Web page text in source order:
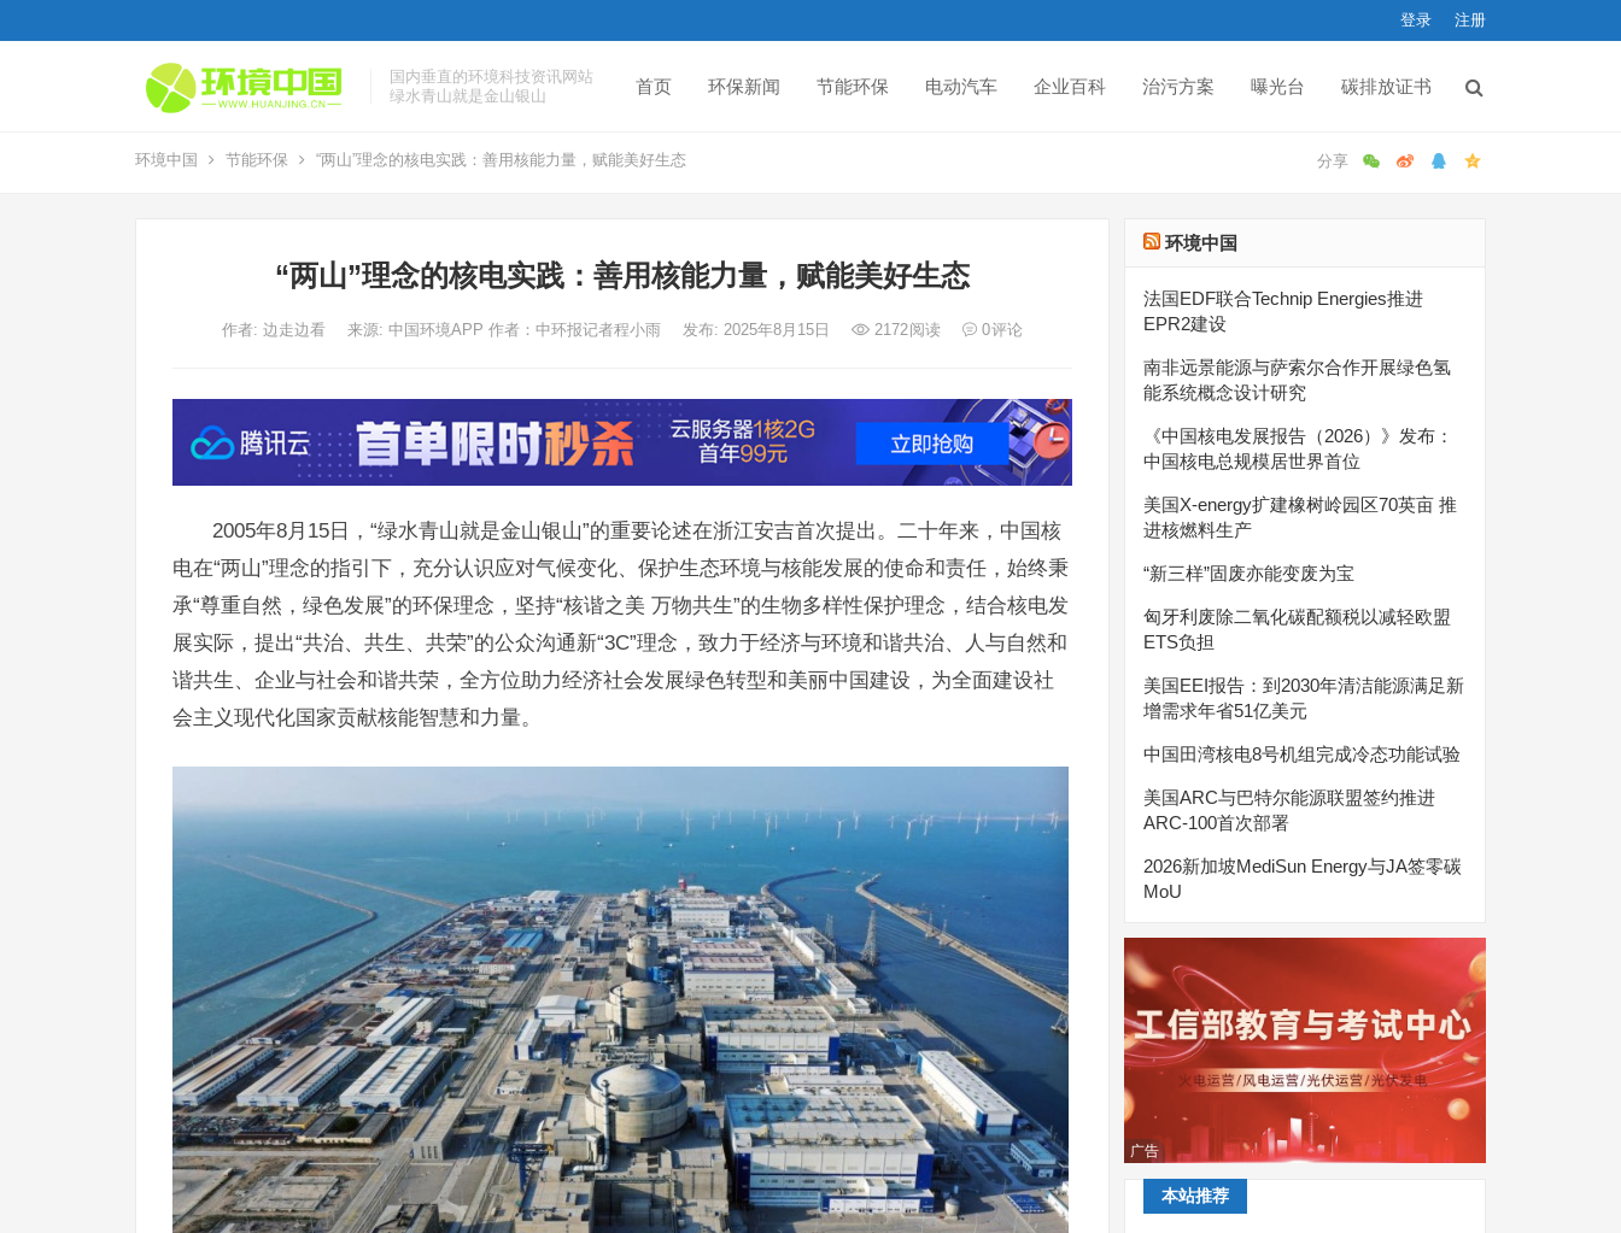
登录 注册
国内垂直的环境科技资讯网站
绿水青山就是金山银山
首页 环保新闻 节能环保 电动汽车 企业百科 治污方案 曝光台 碳排放证书
环境中国 节能环保 “两山”理念的核电实践：善用核能力量，赋能美好生态
“两山”理念的核电实践：善用核能力量，赋能美好生态
作者: 边走边看 来源: 中国环境APP 作者：中环报记者程小雨 发布: 2025年8月15日 2172阅读 0评论
2005年8月15日，“绿水青山就是金山银山”的重要论述在浙江安吉首次提出。二十年来，中国核
电在“两山”理念的指引下，充分认识应对气候变化、保护生态环境与核能发展的使命和责任，始终秉
承“尊重自然，绿色发展”的环保理念，坚持“核谐之美 万物共生”的生物多样性保护理念，结合核电发
展实际，提出“共治、共生、共荣”的公众沟通新“3C”理念，致力于经济与环境和谐共治、人与自然和
谐共生、企业与社会和谐共荣，全方位助力经济社会发展绿色转型和美丽中国建设，为全面建设社
会主义现代化国家贡献核能智慧和力量。
环境中国
法国EDF联合Technip Energies推进
EPR2建设
南非远景能源与萨索尔合作开展绿色氢
能系统概念设计研究
《中国核电发展报告（2026）》发布：
中国核电总规模居世界首位
美国X-energy扩建橡树岭园区70英亩 推
进核燃料生产
“新三样”固废亦能变废为宝
匈牙利废除二氧化碳配额税以减轻欧盟
ETS负担
美国EEI报告：到2030年清洁能源满足新
增需求年省51亿美元
中国田湾核电8号机组完成冷态功能试验
美国ARC与巴特尔能源联盟签约推进
ARC-100首次部署
2026新加坡MediSun Energy与JA签零碳
MoU
广告
本站推荐